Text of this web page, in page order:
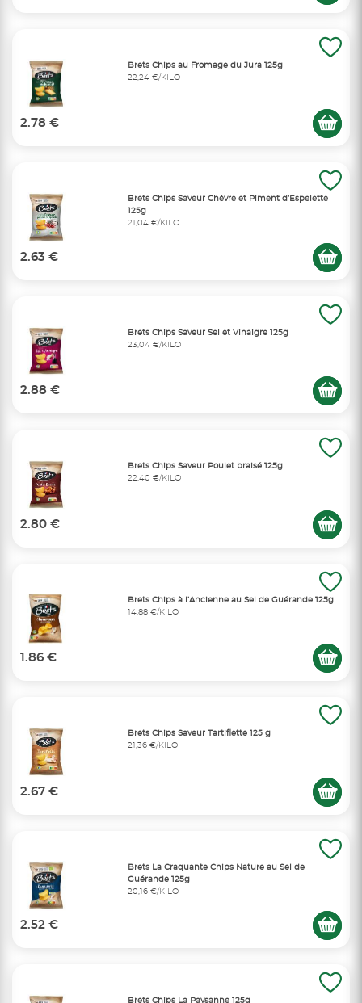
Brets Chips au Fromage du Jura 125g
22,24 €/KILO
2.78 €
Brets Chips Saveur Chèvre et Piment d’Espelette
125g
21,04 €/KILO
2.63 €
Brets Chips Saveur Sel et Vinaigre 125g
23,04 €/KILO
2.88 €
Brets Chips Saveur Poulet braisé 125g
22,40 €/KILO
2.80 €
Brets Chips à l’Ancienne au Sel de Guérande 125g
14,88 €/KILO
1.86 €
Brets Chips Saveur Tartiflette 125 g
21,36 €/KILO
2.67 €
Brets La Craquante Chips Nature au Sel de
Guérande 125g
20,16 €/KILO
2.52 €
Brets Chips La Paysanne 125g